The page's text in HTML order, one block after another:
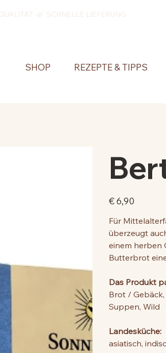
🌿 SCHNELLE LIEFERUNG
SHOP REZEPTE & TIPPS
Preis
€ 6,90
Für
überzeugt
einem herben
Butterbrot
Das Produkt
Brot / Gebäck,
Suppen, Wild
Landesküche:
asiatisch,